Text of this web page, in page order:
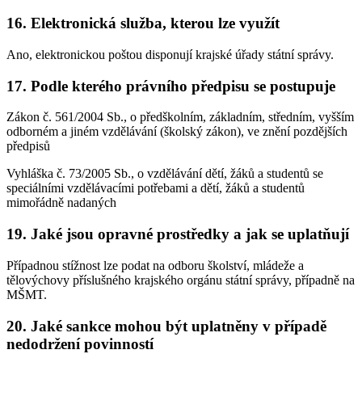
16. Elektronická služba, kterou lze využít
Ano, elektronickou poštou disponují krajské úřady státní správy.
17. Podle kterého právního předpisu se postupuje
Zákon č. 561/2004 Sb., o předškolním, základním, středním, vyšším
odborném a jiném vzdělávání (školský zákon), ve znění pozdějších
předpisů
Vyhláška č. 73/2005 Sb., o vzdělávání dětí, žáků a studentů se
speciálními vzdělávacími potřebami a dětí, žáků a studentů
mimořádně nadaných
19. Jaké jsou opravné prostředky a jak se uplatňují
Případnou stížnost lze podat na odboru školství, mládeže a
tělovýchovy příslušného krajského orgánu státní správy, případně na
MŠMT.
20. Jaké sankce mohou být uplatněny v případě
nedodržení povinností